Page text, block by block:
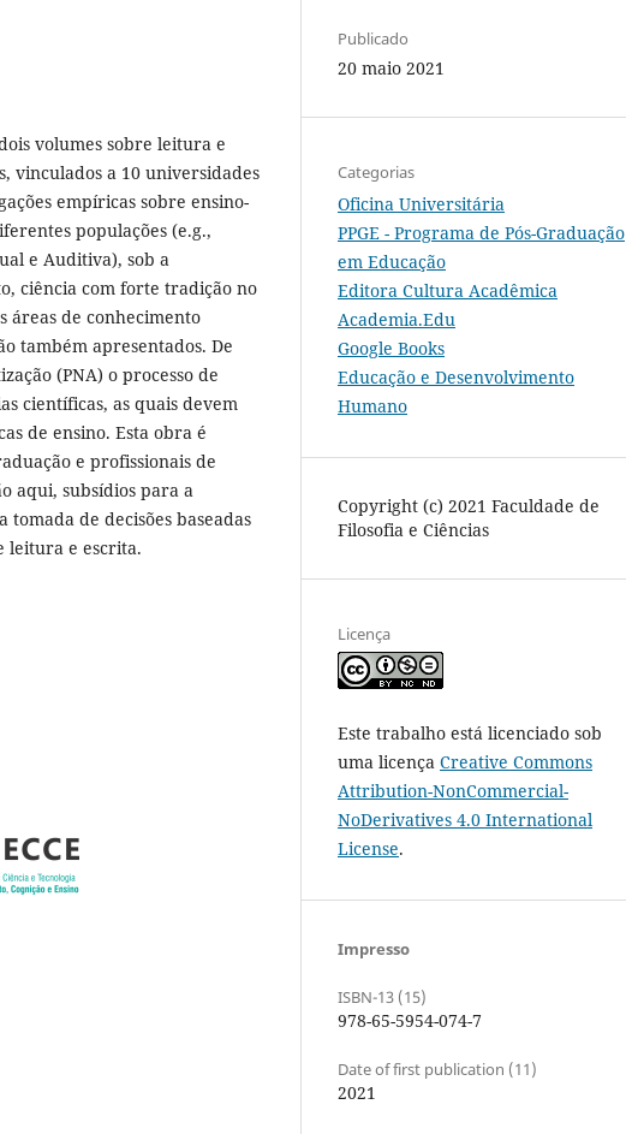
volumes sobre leitura e
vinculados a 10 universidades
empíricas sobre ensino-
populações (e.g.,
e Auditiva), sob a
ciência com forte tradição no
áreas de conhecimento
também apresentados. De
(PNA) o processo de
científicas, as quais devem
de ensino. Esta obra é
e profissionais de
aqui, subsídios para a
tomada de decisões baseadas
leitura e escrita.
Publicado
20 maio 2021
Categorias
Oficina Universitária
PPGE - Programa de Pós-Graduação
em Educação
Editora Cultura Acadêmica
Academia.Edu
Google Books
Educação e Desenvolvimento
Humano
Copyright (c) 2021 Faculdade de
Filosofia e Ciências
Licença
Este trabalho está licenciado sob
uma licença Creative Commons
Attribution-NonCommercial-
NoDerivatives 4.0 International
License.
Impresso
ISBN-13 (15)
978-65-5954-074-7
Date of first publication (11)
2021